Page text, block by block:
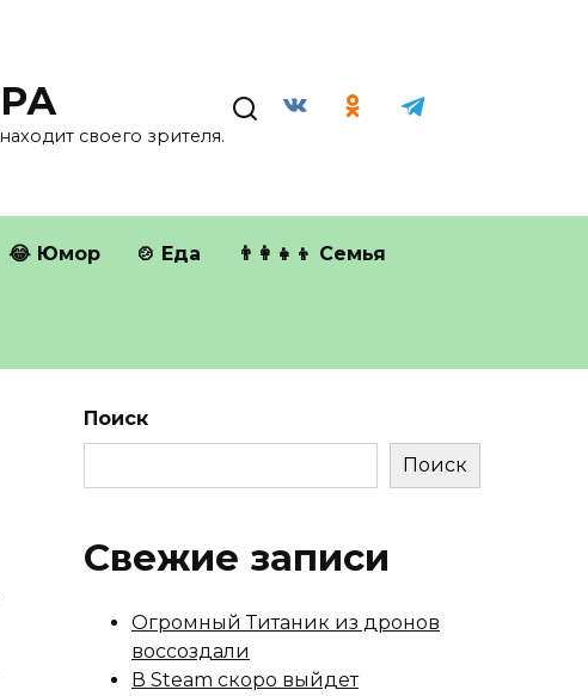
своего зрителя.
😂 Юмор 🍲 Еда 👨‍👩‍👧‍👦 Семья
Поиск
Поиск
Свежие записи
Огромный Титаник из дронов
воссоздали
В Steam скоро выйдет